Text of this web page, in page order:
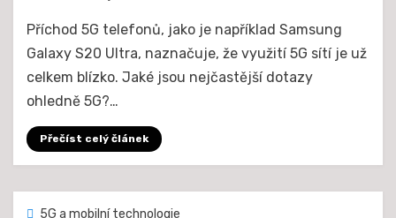
s
názvem
Funguje
síti
Příchod 5G telefonů, jako je například Samsung
Galaxy S20 Ultra, naznačuje, že využití 5G sítí je už
celkem blízko. Jaké jsou nejčastější dotazy
ohledně 5G?…
Přečíst celý článek
Zveřejněno
16. 9. 2020
5G a mobilní technologie